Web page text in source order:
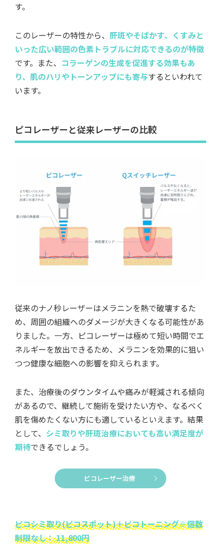
す。
このレーザーの特性から、 肝斑やそばかす、くすみと
いった広い範囲の色素トラブルに対応できるのが特徴
です。また、 コラーゲンの生成を促進する効果もあ
り、肌のハリやトーンアップにも寄与するといわれて
います。
ピコレーザーと従来レーザーの比較
従来のナノ秒レーザーはメラニンを熱で破壊するた
め、周囲の組織へのダメージが大きくなる可能性があ
りました。一方、ピコレーザーは極めて短い時間でエ
ネルギーを放出できるため、メラニンを効果的に狙い
つつ健康な細胞への影響を抑えられます。
また、治療後のダウンタイムや痛みが軽減される傾向
があるので、継続して施術を受けたい方や、なるべく
肌を傷めたくない方にも適しているといえます。結果
として、 シミ取りや肝斑治療においても高い満足度が
期待できるでしょう。
ピコレーザー治療
ピコシミ取り(ピコスポット)＋ピコトーニング※個数
制限なし： 11,800円